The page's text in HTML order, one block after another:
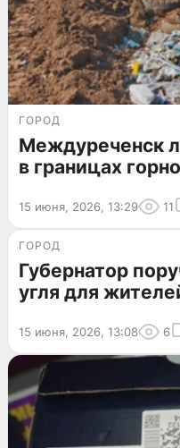
ГОРОД
Междуреченск
в границах
15 июня, 2026, 13:29 11
ГОРОД
Губернатор
угля для
15 июня, 2026, 13:08 6